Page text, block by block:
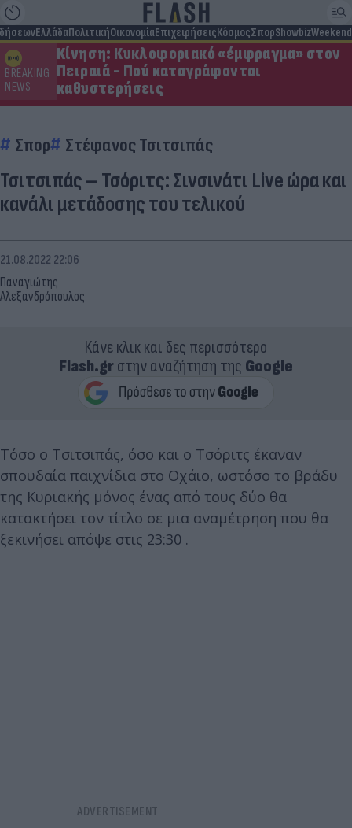
ΕλλάδαΠολιτικήΟικονομίαΕπιχειρήσειςΚόσμοςΣπορShowbizWeekend
BREAKING
NEWS
Κίνηση: Κυκλοφοριακό «έμφραγμα» στον
Πειραιά - Πού καταγράφονται
καθυστερήσεις
Σπορ Στέφανος Τσιτσιπάς
Τσιτσιπάς – Τσόριτς: Σινσινάτι Live ώρα και
κανάλι μετάδοσης του τελικού
Παναγιώτης
Αλεξανδρόπουλος
21.08.2022 22:06
Κάνε κλικ και δες περισσότερο
Flash.grστην αναζήτηση της Google
Τόσο ο Τσιτσιπάς, όσο και ο Τσόριτς έκαναν
σπουδαία παιχνίδια στο Οχάιο, ωστόσο το βράδυ
της Κυριακής μόνος ένας από τους δύο θα
κατακτήσει τον τίτλο σε μια αναμέτρηση που θα
ξεκινήσει απόψε στις 23:30 .